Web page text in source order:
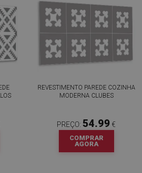
REVESTIMENTO PAREDE COZINHA
MODERNA CLUBES
PREÇO: 54.99 €
COMPRAR
AGORA